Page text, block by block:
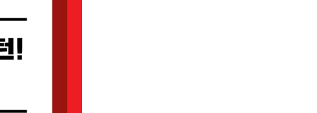
| 7. 상승장 갭 상승 음봉 | 8. 석별 | 9. 양봉을 잉태한